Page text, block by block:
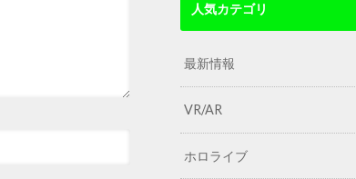
人気カテゴリ
最新情報
VR/AR
ホロライブ